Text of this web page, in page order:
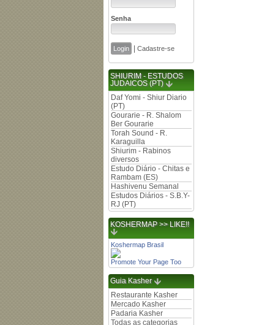
Senha
| Cadastre-se
SHIURIM - ESTUDOS
JUDAICOS (PT)
Daf Yomi - Shiur Diario
(PT)
Gourarie - R. Shalom
Ber Gourarie
Torah Sound - R.
Karaguilla
Shiurim - Rabinos
diversos
Estudo Diário - Chitas e
Rambam (ES)
Hashivenu Semanal
Estudos Diários - S.B.Y-
RJ (PT)
KOSHERMAP >> LIKE!!
Koshermap Brasil
Promote Your Page Too
Guia Kasher
Restaurante Kasher
Mercado Kasher
Padaria Kasher
Todas as categorias